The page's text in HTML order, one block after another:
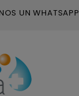
UN WHATSAPP